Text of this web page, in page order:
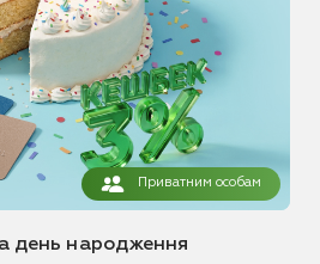
Приватним особам
день народження